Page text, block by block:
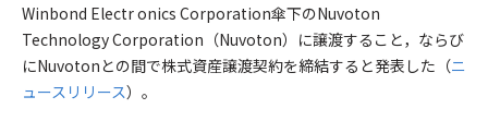
Winbond Electr onics Corporation傘下のNuvoton
Technology Corporation（Nuvoton）に譲渡すること，ならび
にNuvotonとの間で株式資産譲渡契約を締結すると発表した（ニ
ュースリリース）。